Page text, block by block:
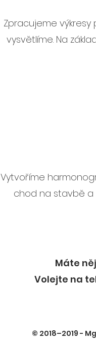
Zpracujeme
vysvětlíme. Na
Vytvoříme
chod na stavbě a
Máte
Volejte na
© 2018–2019 -